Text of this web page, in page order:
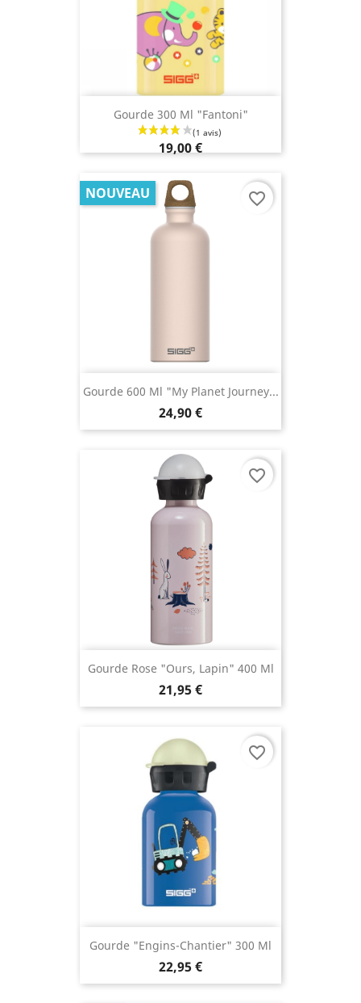
Gourde 300 Ml "Fantoni"
19,00 €
Gourde 600 Ml "My Planet Journey...
24,90 €
NOUVEAU favorite_border
Gourde Rose "Ours, Lapin" 400 Ml
21,95 €
favorite_border
Gourde "Engins-Chantier" 300 Ml
22,95 €
favorite_border